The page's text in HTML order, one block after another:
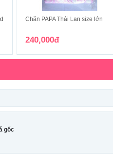
Chăn PAPA Thái Lan size lớn
240,000đ
gốc